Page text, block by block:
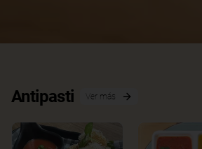
Antipasti Ver más